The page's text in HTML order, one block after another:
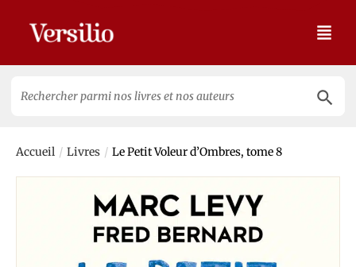
for:
Accueil / Livres / Le Petit Voleur d’Ombres, tome 8